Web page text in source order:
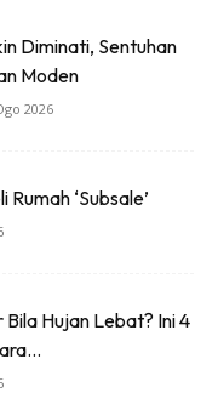
Diminati, Sentuhan
Moden
2026
‘Subsale’
Hujan Lebat? Ini 4